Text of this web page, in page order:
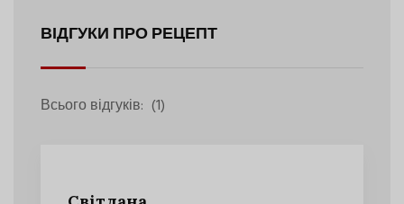
ВІДГУКИ ПРО РЕЦЕПТ
Всього відгуків: (1)